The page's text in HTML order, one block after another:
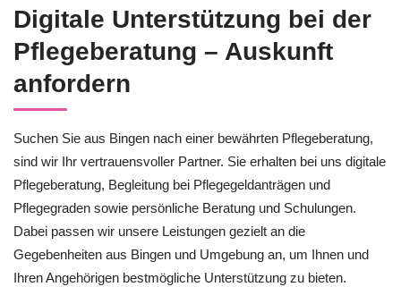
Digitale Unterstützung bei der
Pflegeberatung – Auskunft
anfordern
Suchen Sie aus Bingen nach einer bewährten Pflegeberatung,
sind wir Ihr vertrauensvoller Partner. Sie erhalten bei uns digitale
Pflegeberatung, Begleitung bei Pflegegeldanträgen und
Pflegegraden sowie persönliche Beratung und Schulungen.
Dabei passen wir unsere Leistungen gezielt an die
Gegebenheiten aus Bingen und Umgebung an, um Ihnen und
Ihren Angehörigen bestmögliche Unterstützung zu bieten.